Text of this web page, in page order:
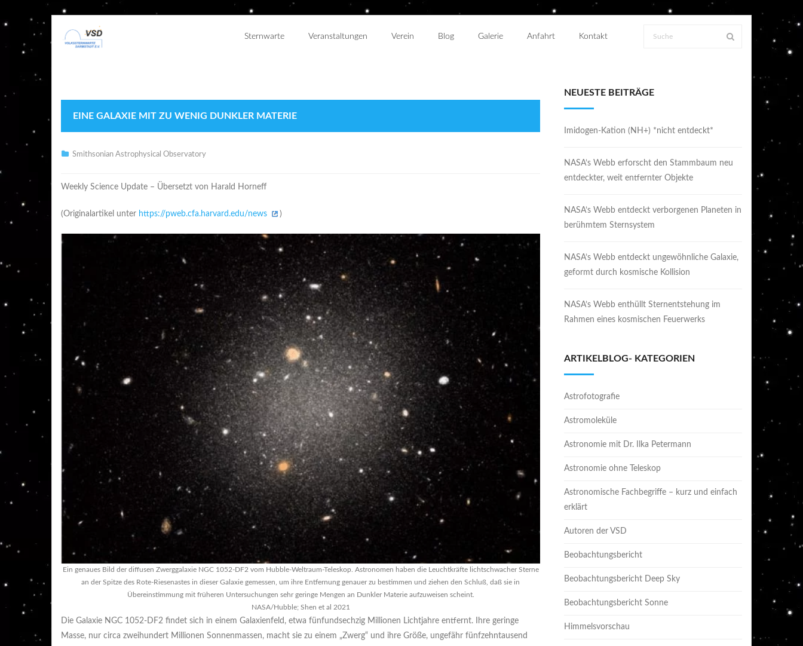
Sternwarte Veranstaltungen Verein Blog Galerie Anfahrt Kontakt
EINE GALAXIE MIT ZU WENIG DUNKLER MATERIE
Smithsonian Astrophysical Observatory
Weekly Science Update – Übersetzt von Harald Horneff
(Originalartikel unter https://pweb.cfa.harvard.edu/news )
Ein genaues Bild der diffusen Zwerggalaxie NGC 1052-DF2 vom Hubble-Weltraum-Teleskop. Astronomen haben die Leuchtkräfte lichtschwacher Sterne
an der Spitze des Rote-Riesenastes in dieser Galaxie gemessen, um ihre Entfernung genauer zu bestimmen und ziehen den Schluß, daß sie in
Übereinstimmung mit früheren Untersuchungen sehr geringe Mengen an Dunkler Materie aufzuweisen scheint.
NASA/Hubble; Shen et al 2021
Die Galaxie NGC 1052-DF2 findet sich in einem Galaxienfeld, etwa fünfundsechzig Millionen Lichtjahre entfernt. Ihre geringe
Masse, nur circa zweihundert Millionen Sonnenmassen, macht sie zu einem „Zwerg“ und ihre Größe, ungefähr fünfzehntausend
NEUESTE BEITRÄGE
Imidogen-Kation (NH+) *nicht entdeckt*
NASA’s Webb erforscht den Stammbaum neu
entdeckter, weit entfernter Objekte
NASA’s Webb entdeckt verborgenen Planeten in
berühmtem Sternsystem
NASA’s Webb entdeckt ungewöhnliche Galaxie,
geformt durch kosmische Kollision
NASA’s Webb enthüllt Sternentstehung im
Rahmen eines kosmischen Feuerwerks
ARTIKELBLOG- KATEGORIEN
Astrofotografie
Astromoleküle
Astronomie mit Dr. Ilka Petermann
Astronomie ohne Teleskop
Astronomische Fachbegriffe – kurz und einfach
erklärt
Autoren der VSD
Beobachtungsbericht
Beobachtungsbericht Deep Sky
Beobachtungsbericht Sonne
Himmelsvorschau